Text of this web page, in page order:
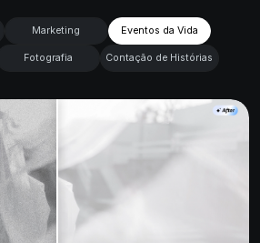
Marketing Eventos da Vida
Fotografia Contação de Histórias